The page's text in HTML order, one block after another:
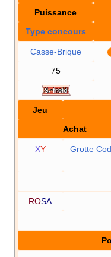
Puissance
Type concours
Casse-Brique
75
Jeu
Achat
XY Grotte
—
ROSA
—